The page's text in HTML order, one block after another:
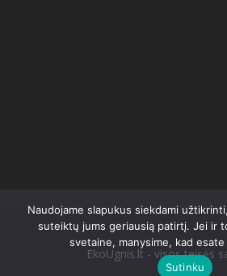
EkoUgnis.lt - visos teisės
Naudojame slapukus siekdami
suteiktų jums geriausią patirtį. Jei ir
svetaine, manysime, kad
Sutinku